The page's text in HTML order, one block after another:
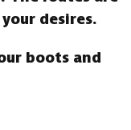
desires.
boots and